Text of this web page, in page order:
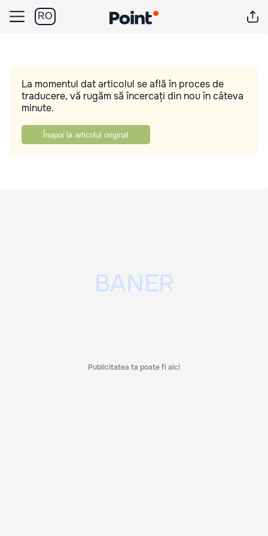
RO
La momentul dat articolul se află în proces de
traducere, vă rugăm să încercați din nou în câteva
minute.
Înapoi la articolul original
Publicitatea ta poate fi aici